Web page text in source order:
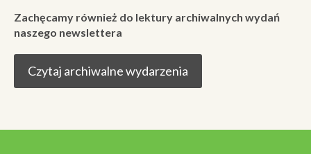
Zachęcamy również do lektury archiwalnych wydań
naszego newslettera
Czytaj archiwalne wydarzenia